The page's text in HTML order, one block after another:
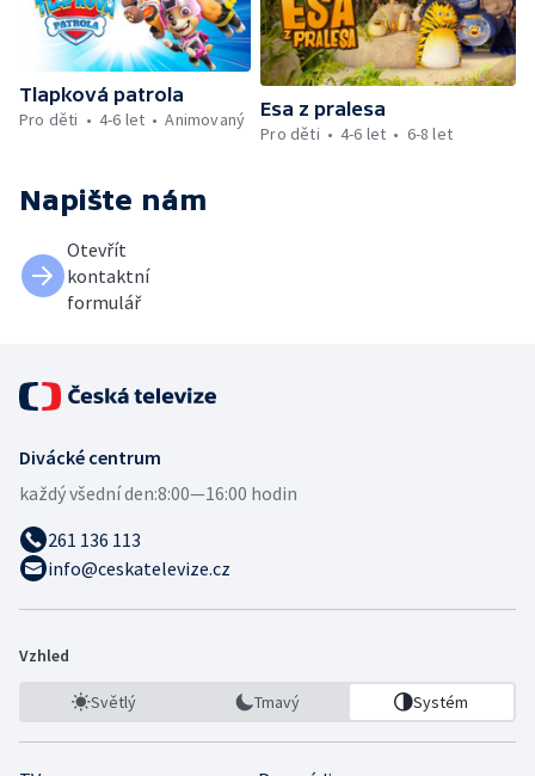
Tlapková patrola
Pro děti
4-6 let Animovaný
Esa z pralesa
Pro děti
4-6 let 6-8 let
Napište nám
Otevřít
kontaktní
formulář
Divácké centrum
každý všední den:8:00—16:00 hodin
261 136 113
info@ceskatelevize.cz
Vzhled
Světlý Tmavý Systém